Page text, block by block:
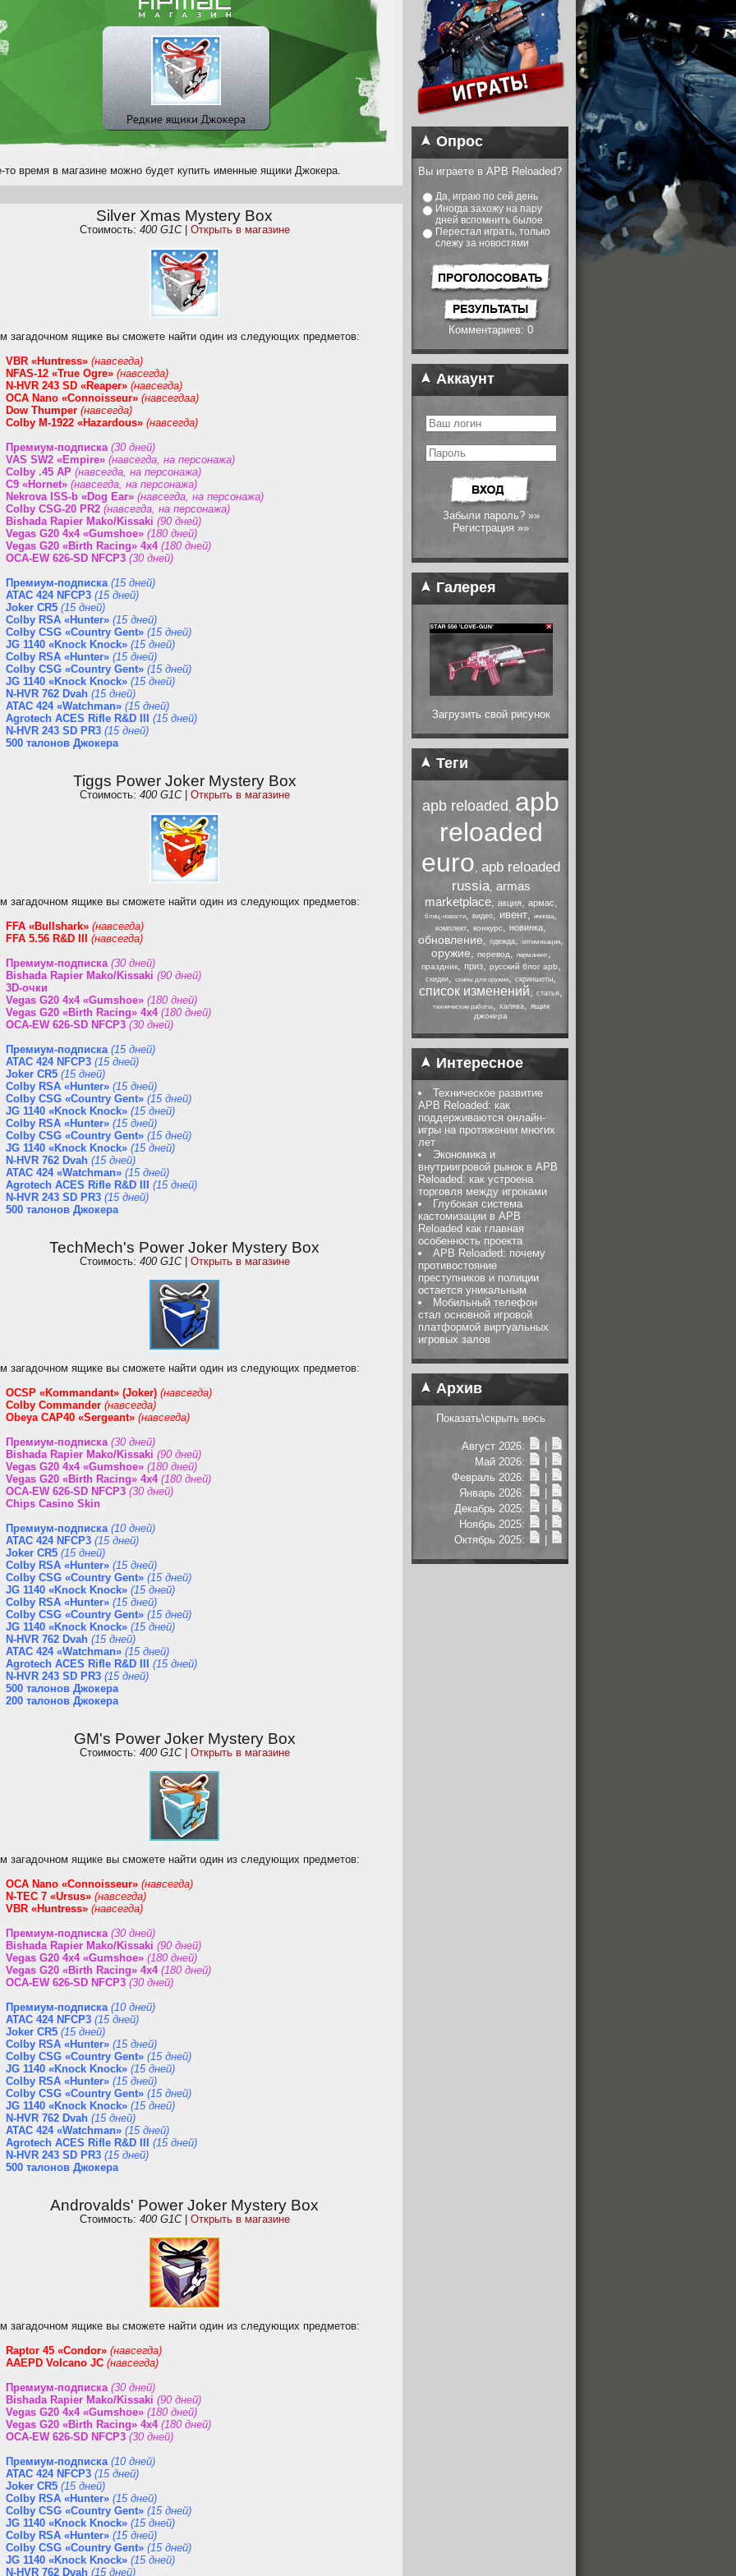
то время в магазине можно будет купить именные ящики Джокера.
Silver Xmas Mystery Box
Стоимость: 400 G1C| Открыть в магазине
загадочном ящике вы сможете найти один из следующих предметов:
VBR «Huntress» (навсегда)
NFAS-12 «True Ogre» (навсегда)
N-HVR 243 SD «Reaper» (навсегда)
OCA Nano «Connoisseur» (навсегдаа)
Dow Thumper (навсегда)
Colby M-1922 «Hazardous» (навсегда)
Премиум-подписка (30 дней)
VAS SW2 «Empire» (навсегда, на персонажа)
Colby .45 AP (навсегда, на персонажа)
C9 «Hornet» (навсегда, на персонажа)
Nekrova ISS-b «Dog Ear» (навсегда, на персонажа)
Colby CSG-20 PR2 (навсегда, на персонажа)
Bishada Rapier Mako/Kissaki (90 дней)
Vegas G20 4x4 «Gumshoe» (180 дней)
Vegas G20 «Birth Racing» 4x4 (180 дней)
OCA-EW 626-SD NFCP3 (30 дней)
Премиум-подписка (15 дней)
ATAC 424 NFCP3 (15 дней)
Joker CR5 (15 дней)
Colby RSA «Hunter» (15 дней)
Colby CSG «Country Gent» (15 дней)
JG 1140 «Knock Knock» (15 дней)
Colby RSA «Hunter» (15 дней)
Colby CSG «Country Gent» (15 дней)
JG 1140 «Knock Knock» (15 дней)
N-HVR 762 Dvah (15 дней)
ATAC 424 «Watchman» (15 дней)
Agrotech ACES Rifle R&D III
(15 дней)
N-HVR 243 SD PR3 (15 дней)
500 талонов Джокера
Tiggs Power Joker Mystery Box
Стоимость: 400 G1C| Открыть в магазине
загадочном ящике вы сможете найти один из следующих предметов:
FFA «Bullshark» (навсегда)
FFA 5.56 R&D III
(навсегда)
Премиум-подписка (30 дней)
Bishada Rapier Mako/Kissaki (90 дней)
3D-очки
Vegas G20 4x4 «Gumshoe» (180 дней)
Vegas G20 «Birth Racing» 4x4 (180 дней)
OCA-EW 626-SD NFCP3 (30 дней)
Премиум-подписка (15 дней)
ATAC 424 NFCP3 (15 дней)
Joker CR5 (15 дней)
Colby RSA «Hunter» (15 дней)
Colby CSG «Country Gent» (15 дней)
JG 1140 «Knock Knock» (15 дней)
Colby RSA «Hunter» (15 дней)
Colby CSG «Country Gent» (15 дней)
JG 1140 «Knock Knock» (15 дней)
N-HVR 762 Dvah (15 дней)
ATAC 424 «Watchman» (15 дней)
Agrotech ACES Rifle R&D III
(15 дней)
N-HVR 243 SD PR3 (15 дней)
500 талонов Джокера
TechMech's Power Joker Mystery Box
Стоимость: 400 G1C| Открыть в магазине
загадочном ящике вы сможете найти один из следующих предметов:
OCSP «Kommandant» (Joker) (навсегда)
Colby Commander (навсегда)
Obeya CAP40 «Sergeant» (навсегда)
Премиум-подписка (30 дней)
Bishada Rapier Mako/Kissaki (90 дней)
Vegas G20 4x4 «Gumshoe» (180 дней)
Vegas G20 «Birth Racing» 4x4 (180 дней)
OCA-EW 626-SD NFCP3 (30 дней)
Chips Casino Skin
Премиум-подписка (10 дней)
ATAC 424 NFCP3 (15 дней)
Joker CR5 (15 дней)
Colby RSA «Hunter» (15 дней)
Colby CSG «Country Gent» (15 дней)
JG 1140 «Knock Knock» (15 дней)
Colby RSA «Hunter» (15 дней)
Colby CSG «Country Gent» (15 дней)
JG 1140 «Knock Knock» (15 дней)
N-HVR 762 Dvah (15 дней)
ATAC 424 «Watchman» (15 дней)
Agrotech ACES Rifle R&D III
(15 дней)
N-HVR 243 SD PR3 (15 дней)
500 талонов Джокера
200 талонов Джокера
GM's Power Joker Mystery Box
Стоимость: 400 G1C| Открыть в магазине
загадочном ящике вы сможете найти один из следующих предметов:
OCA Nano «Connoisseur» (навсегда)
N-TEC 7 «Ursus» (навсегда)
VBR «Huntress» (навсегда)
Премиум-подписка (30 дней)
Bishada Rapier Mako/Kissaki (90 дней)
Vegas G20 4x4 «Gumshoe» (180 дней)
Vegas G20 «Birth Racing» 4x4 (180 дней)
OCA-EW 626-SD NFCP3 (30 дней)
Премиум-подписка (10 дней)
ATAC 424 NFCP3 (15 дней)
Joker CR5 (15 дней)
Colby RSA «Hunter» (15 дней)
Colby CSG «Country Gent» (15 дней)
JG 1140 «Knock Knock» (15 дней)
Colby RSA «Hunter» (15 дней)
Colby CSG «Country Gent» (15 дней)
JG 1140 «Knock Knock» (15 дней)
N-HVR 762 Dvah (15 дней)
ATAC 424 «Watchman» (15 дней)
Agrotech ACES Rifle R&D III
(15 дней)
N-HVR 243 SD PR3 (15 дней)
500 талонов Джокера
Androvalds' Power Joker Mystery Box
Стоимость: 400 G1C| Открыть в магазине
загадочном ящике вы сможете найти один из следующих предметов:
Raptor 45 «Condor» (навсегда)
AAEPD Volcano JC (навсегда)
Премиум-подписка (30 дней)
Bishada Rapier Mako/Kissaki (90 дней)
Vegas G20 4x4 «Gumshoe» (180 дней)
Vegas G20 «Birth Racing» 4x4 (180 дней)
OCA-EW 626-SD NFCP3 (30 дней)
Премиум-подписка (10 дней)
ATAC 424 NFCP3 (15 дней)
Joker CR5 (15 дней)
Colby RSA «Hunter» (15 дней)
Colby CSG «Country Gent» (15 дней)
JG 1140 «Knock Knock» (15 дней)
Colby RSA «Hunter» (15 дней)
Colby CSG «Country Gent» (15 дней)
JG 1140 «Knock Knock» (15 дней)
N-HVR 762 Dvah (15 дней)
Опрос
Вы играете в APB Reloaded?
Да, играю по сей день
Иногда захожу на пару
дней вспомнить былое
Перестал играть, только
слежу за новостями
Комментариев: 0
Аккаунт
Забыли пароль? »»
Регистрация »»
Галерея
Загрузить свой рисунок
Теги
apb reloaded , apb
reloaded
euro, apb reloaded
russia, armas
marketplace, акция, армас,
блиц-новости, видео, ивент, иннова,
комплект, конкурс, новинка,
обновление, одежда, оптимизация,
оружие, перевод, перманент,
праздник, приз, русский блог apb,
скидки, скины для оружия, скриншоты,
список изменений, статья,
технические работы, халява, ящик
джокера
Интересное
Техническое развитие
APB Reloaded: как
поддерживаются онлайн-
игры на протяжении многих
лет
Экономика и
внутриигровой рынок в APB
Reloaded: как устроена
торговля между игроками
Глубокая система
кастомизации в APB
Reloaded как главная
особенность проекта
APB Reloaded: почему
противостояние
преступников и полиции
остается уникальным
Мобильный телефон
стал основной игровой
платформой виртуальных
игровых залов
Архив
Показать\скрыть весь
Август 2026:
Май 2026:
Февраль 2026:
Январь 2026:
Декабрь 2025:
Ноябрь 2025:
Октябрь 2025: